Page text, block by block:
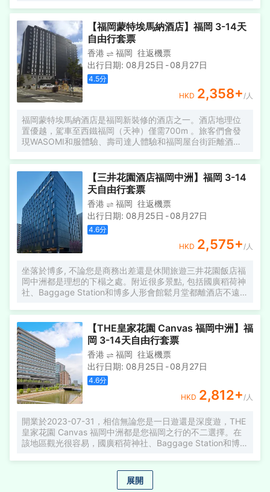
配備有24小時熱水的浴室是您消除一天疲勞的好地方。 酒店
休閒區提供了各類設施，您可以在這裏舒緩身心壓力。提供
乾洗服務，為您的旅途省心。
【福岡蒙特埃馬納酒店】福岡 3-14天
自由行套票
香港 福岡 往返機票
出行日期: 08月25日 -08月27日
4.5分
HKD 2,358+ /人
福岡蒙特埃馬納酒店是福岡新裝修的酒店之一。酒店地理位
置優越，駕車至西鐵福岡（天神）僅需700m 。旅客們會發
現WASOMI和服體驗、壽司達人體驗和福岡屋台街距離酒店
【三井花園酒店福岡中洲】福岡 3-14
天自由行套票
香港 福岡 往返機票
出行日期: 08月25日 -08月27日
4.6分
HKD 2,575+ /人
坐落於博多, 不論您是商務出差還是休閒旅遊三井花園飯店福
岡中洲都是理想的下榻之處。附近很多景點, 包括國廣稻荷神
社、Baggage Station和博多人形會館鬆月堂都離酒店不遠。
更加貼心細緻的入住體驗。瓶裝水可供使用, 便捷的客房設施
定能讓您倍感舒適。浴室內提供拖鞋、24小時熱水和吹風機,
讓您感受到賓至如歸的享受。 酒店休閒區提供了各類設施, 您
可以在這裏舒緩身心壓力。24小時開放的前台服務可為您隨
時提供信息, 以幫助您探索這個魅力之都。
【THE皇家花園 Canvas 福岡中洲】福
岡 3-14天自由行套票
香港 福岡 往返機票
出行日期: 08月25日 -08月27日
4.6分
HKD 2,812+ /人
開業於2023-07-31，相信無論您是一日遊還是深度遊，THE
皇家花園 Canvas 福岡中洲都是您福岡之行的不二選擇。在
該地區觀光很容易，國廣稻荷神社、Baggage Station和博多
求的同時又能增添家的温馨感。 在漫長的一天結束後，遊客
可以在Spa進行放鬆，可大大提升您對酒店的滿意度。酒店設
展開